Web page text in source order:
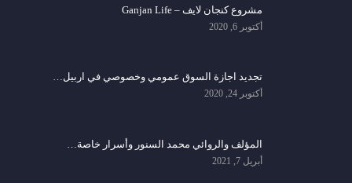
مشروع كنجان لايف – Ganjan Life
أكتوبر 6, 2020
تجديد اجازة السوق عمومي وخصوصي في اربيل…
أكتوبر 24, 2020
المؤلف والروائي محمد السنور وأسرار خاصة…
أبريل 7, 2021